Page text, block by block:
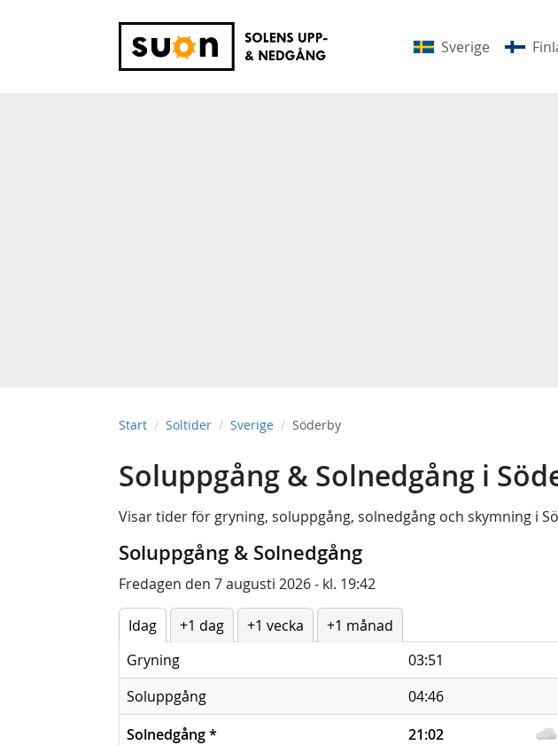
Sverige
Start Soltider Sverige Söderby
Soluppgång & Solnedgång i
Visar tider för gryning, soluppgång, solnedgång och skymning i
Soluppgång & Solnedgång
Fredagen den 7 augusti 2026 - kl. 19:42
Idag +1 dag +1 vecka
+1 månad
Gryning
03:51
Soluppgång
04:46
Solnedgång* 21:02